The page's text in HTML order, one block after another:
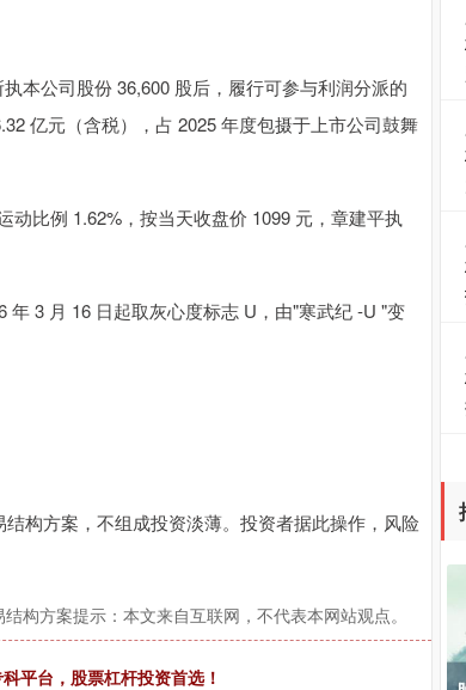
本公司股份 36,600 股后，履行可参与利润分派的
亿元（含税），占 2025 年度包摄于上市公司鼓舞
比例 1.62%，按当天收盘价 1099 元，章建平执
3 月 16 日起取灰心度标志 U，由"寒武纪 -U "变
构方案，不组成投资淡薄。投资者据此操作，风险
构方案提示：本文来自互联网，不代表本网站观点。
平台，股票杠杆投资首选！